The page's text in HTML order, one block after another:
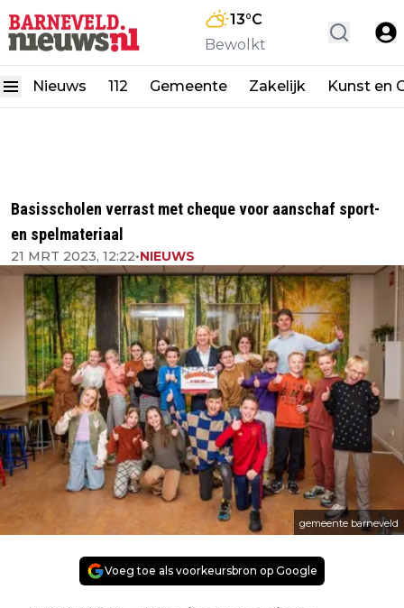
13°C
Bewolkt
Nieuws 112 Gemeente Zakelijk Kunst en
Basisscholen verrast met cheque voor aanschaf sport-
en spelmateriaal
21 MRT 2023, 12:22•NIEUWS
gemeente barneveld
Voeg toe als voorkeursbron op Google